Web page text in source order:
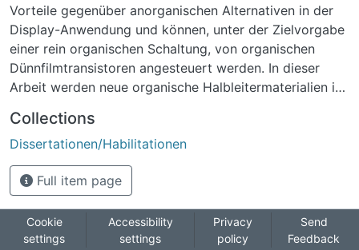
Vorteile gegenüber anorganischen Alternativen in der
Display-Anwendung und können, unter der Zielvorgabe
einer rein organischen Schaltung, von organischen
Dünnfilmtransistoren angesteuert werden. In dieser
Arbeit werden neue organische Halbleitermaterialien im
Bauteilen untersucht. Imidazo[1,5-a]pyridine (IP) und
deren Derivate, die Imidazo[1,5-a]chinoline (IC) sind
nachhaltig und gut synthetisch zugängliche, blau
emittierende Lumophore, welche als Funktionsgruppe in
Dünnfilm-OLED verwendet werden können. Sie
zeichnen sich durch große Stokes-Shifts, Stabilität
Collections
Dissertationen/Habilitationen
Full item page
Cookie
settings
Accessibility
settings
Privacy
policy
Send
Feedback